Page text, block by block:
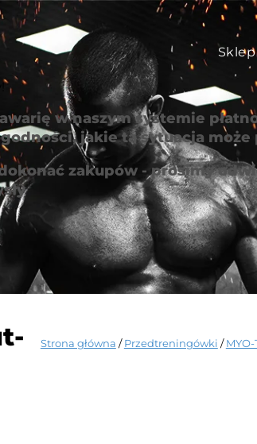
Sklep
Strona główna /Przedtreningówki /MYO-
w naszym systemie
jakie ta sytuacja może
zakupów - prosimy